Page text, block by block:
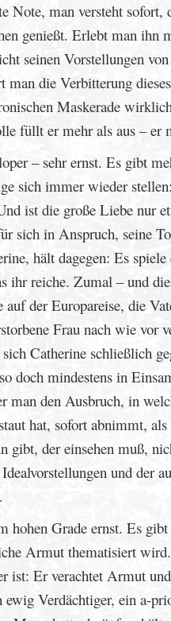
Note, man versteht
genießt. Erlebt man ihn
seinen Vorstellungen
man die Verbitterung
Maskerade
füllt er mehr als aus – er
– sehr ernst. Es gibt
sich immer wieder
ist die große Liebe nur
in Anspruch, seine
hält dagegen: Es
ihr reiche. Zumal – und
der Europareise, die
Frau nach wie vor
Catherine schließlich
doch mindestens in
man den Ausbruch, in
hat, sofort abnimmt,
gibt, der einsehen muß,
und der
Grade ernst. Es
Armut thematisiert
Er verachtet Armut
Verdächtiger, ein a-